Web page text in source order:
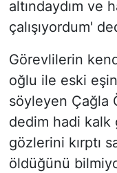
altındaydım ve
çalışıyordum'
Görevlilerin
oğlu ile eski
söyleyen Çağla
dedim hadi kalk
gözlerini kırptı
öldüğünü